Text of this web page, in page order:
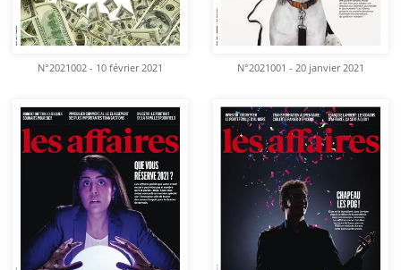
N°2021002 - 10 février 2021 N°2021001 - 20 janvier 2021